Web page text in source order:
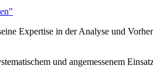
Expertise in der Analyse und
und angemessenem